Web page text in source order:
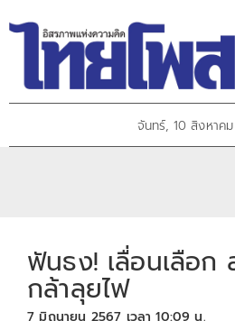
จันทร์, 10 สิงหาค
ฟันธง! เลื่อนเลือก
กล้าลุยไฟ